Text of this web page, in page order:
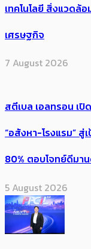
เทคโนโลยี สิ่งแวดล้
เศรษฐกิจ
7 August 2026
สตีเบล เอลทรอน เ
“อสังหา-โรงแรม” สู่
80% ตอบโจทย์ดีมา
5 August 2026